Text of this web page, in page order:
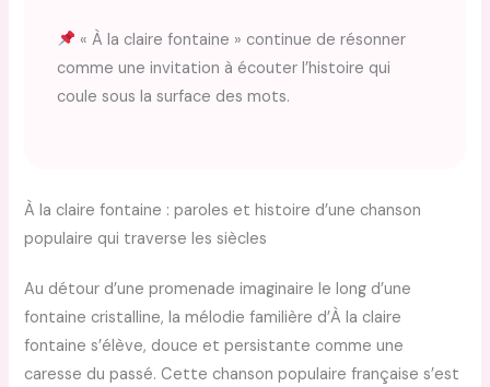
« À la claire fontaine » continue de résonner
comme une invitation à écouter l’histoire qui
coule sous la surface des mots.
À la claire fontaine : paroles et histoire d’une chanson
populaire qui traverse les siècles
Au détour d’une promenade imaginaire le long d’une
fontaine cristalline, la mélodie familière d’À la claire
fontaine s’élève, douce et persistante comme une
caresse du passé. Cette chanson populaire française s’est